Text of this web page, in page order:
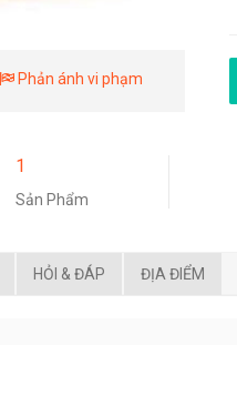
Phản ánh vi phạm
1
Sản Phẩm
HỎI & ĐÁP ĐỊA ĐIỂM